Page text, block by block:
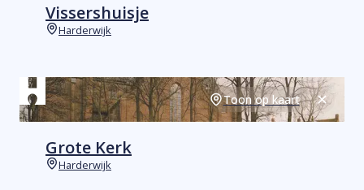
Vissershuisje
Harderwijk
Toon op kaart Sluiten
Grote Kerk
Harderwijk